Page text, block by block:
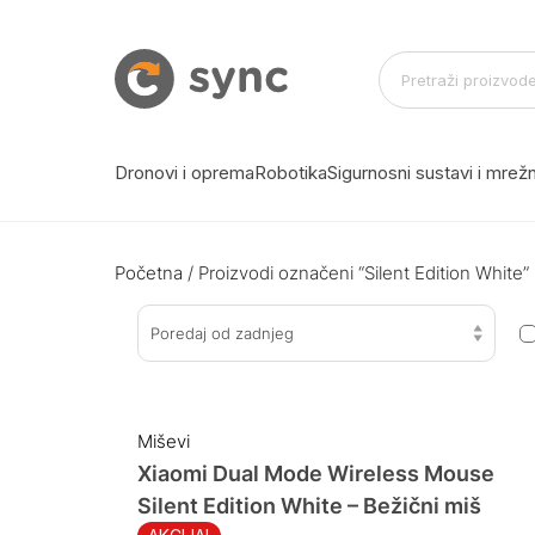
Dronovi i opremaRobotikaSigurnosni sustavi i
Početna / Proizvodi označeni “Silent Edition White”
Poredaj od zadnjeg
Miševi
Xiaomi Dual Mode Wireless Mouse
Silent Edition White – Bežični miš